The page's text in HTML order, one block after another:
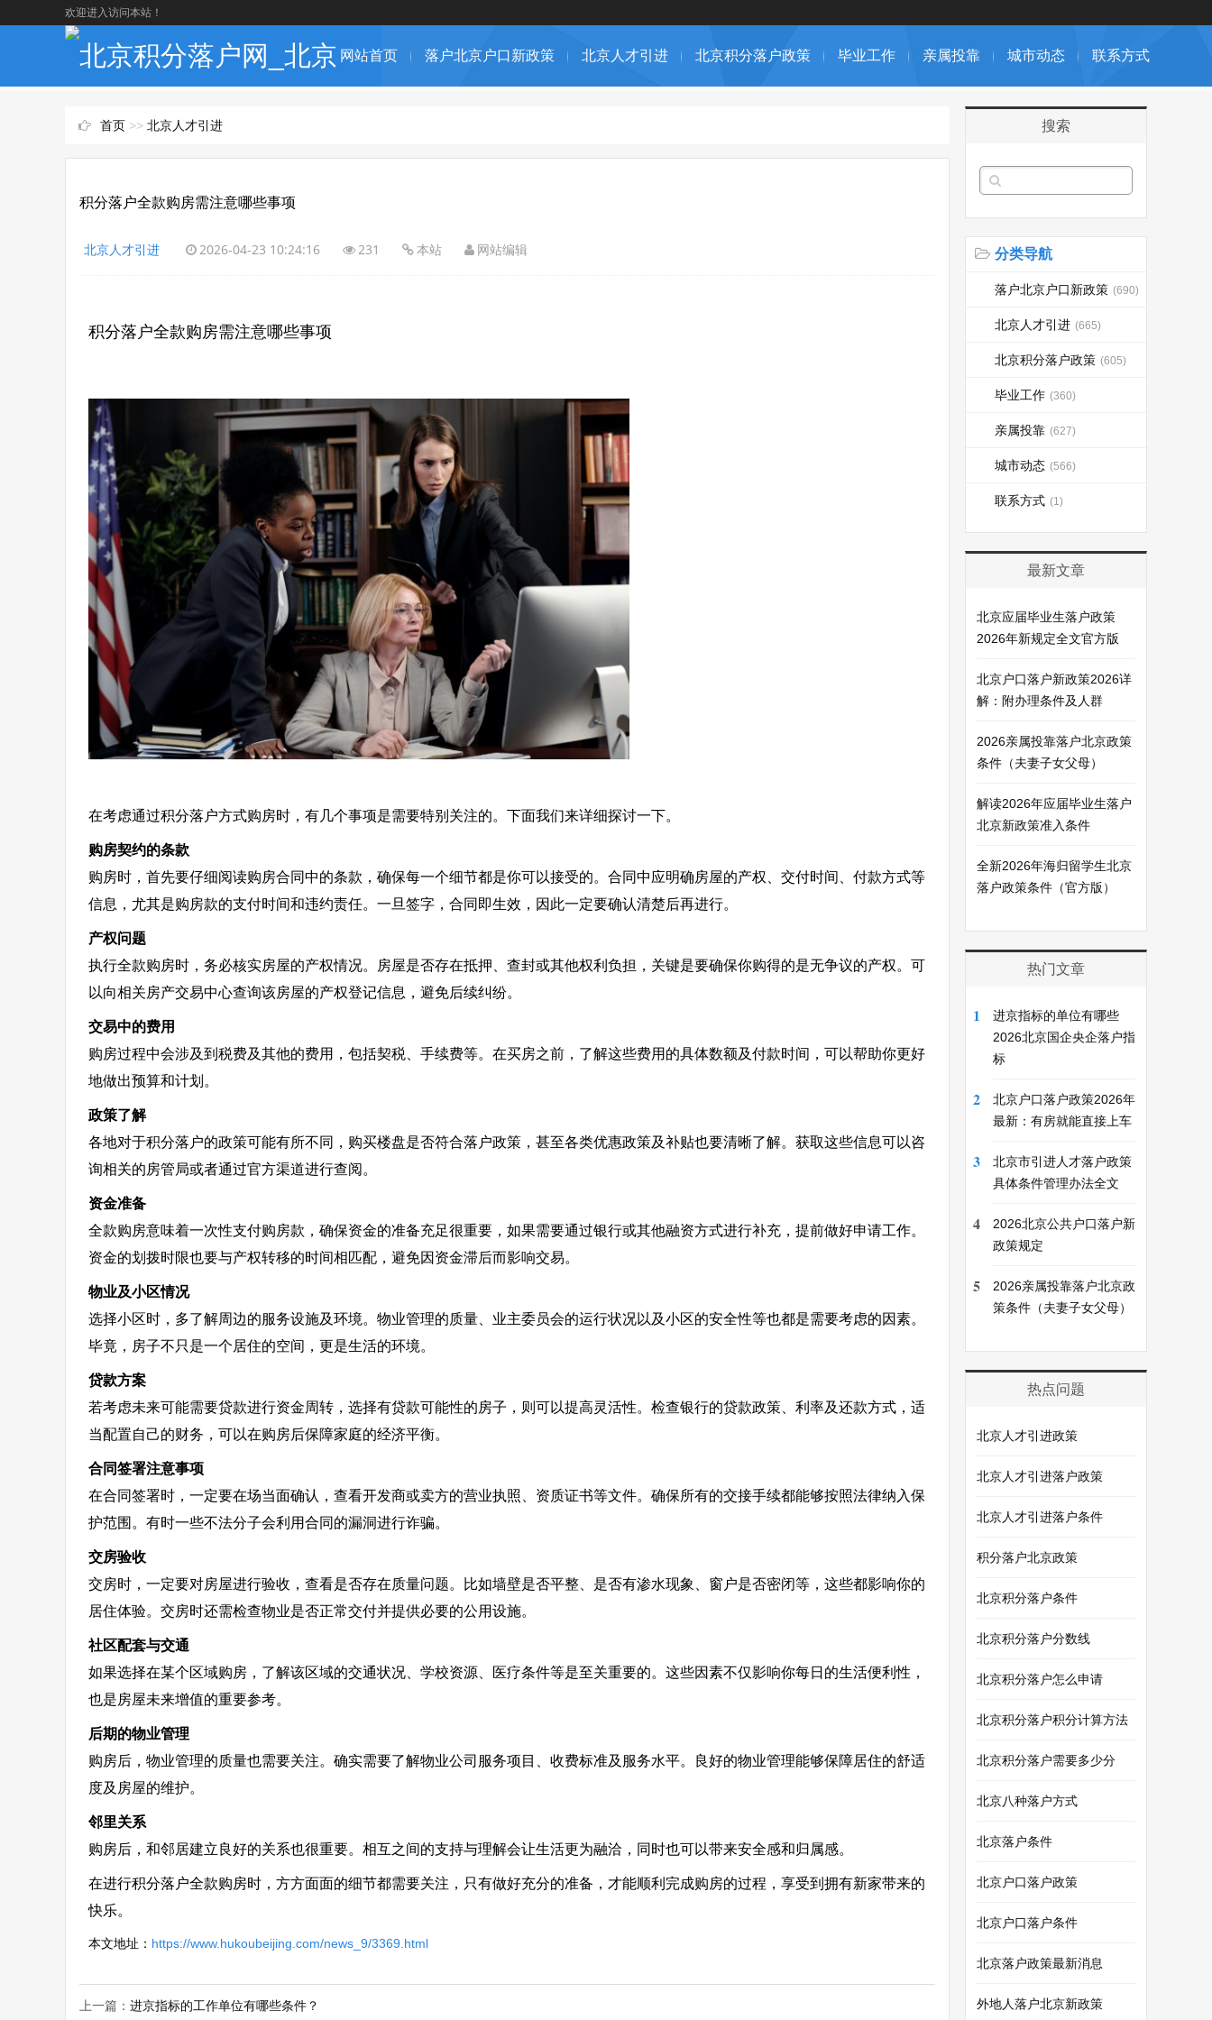
欢迎进入访问本站！
网站首页 落户北京户口新政策 北京人才引进 北京积分落户政策 毕业工作 亲属投靠 城市动态 联系方式
首页 >> 北京人才引进
积分落户全款购房需注意哪些事项
北京人才引进 2026-04-23 10:24:16 231 本站 网站编辑
积分落户全款购房需注意哪些事项
在考虑通过积分落户方式购房时，有几个事项是需要特别关注的。下面我们来详细探讨一下。
购房契约的条款
购房时，首先要仔细阅读购房合同中的条款，确保每一个细节都是你可以接受的。合同中应明确房屋的产权、交付时间、付款方式等
信息，尤其是购房款的支付时间和违约责任。一旦签字，合同即生效，因此一定要确认清楚后再进行。
产权问题
执行全款购房时，务必核实房屋的产权情况。房屋是否存在抵押、查封或其他权利负担，关键是要确保你购得的是无争议的产权。可
以向相关房产交易中心查询该房屋的产权登记信息，避免后续纠纷。
交易中的费用
购房过程中会涉及到税费及其他的费用，包括契税、手续费等。在买房之前，了解这些费用的具体数额及付款时间，可以帮助你更好
地做出预算和计划。
政策了解
各地对于积分落户的政策可能有所不同，购买楼盘是否符合落户政策，甚至各类优惠政策及补贴也要清晰了解。获取这些信息可以咨
询相关的房管局或者通过官方渠道进行查阅。
资金准备
全款购房意味着一次性支付购房款，确保资金的准备充足很重要，如果需要通过银行或其他融资方式进行补充，提前做好申请工作。
资金的划拨时限也要与产权转移的时间相匹配，避免因资金滞后而影响交易。
物业及小区情况
选择小区时，多了解周边的服务设施及环境。物业管理的质量、业主委员会的运行状况以及小区的安全性等也都是需要考虑的因素。
毕竟，房子不只是一个居住的空间，更是生活的环境。
贷款方案
若考虑未来可能需要贷款进行资金周转，选择有贷款可能性的房子，则可以提高灵活性。检查银行的贷款政策、利率及还款方式，适
当配置自己的财务，可以在购房后保障家庭的经济平衡。
合同签署注意事项
在合同签署时，一定要在场当面确认，查看开发商或卖方的营业执照、资质证书等文件。确保所有的交接手续都能够按照法律纳入保
护范围。有时一些不法分子会利用合同的漏洞进行诈骗。
交房验收
交房时，一定要对房屋进行验收，查看是否存在质量问题。比如墙壁是否平整、是否有渗水现象、窗户是否密闭等，这些都影响你的
居住体验。交房时还需检查物业是否正常交付并提供必要的公用设施。
社区配套与交通
如果选择在某个区域购房，了解该区域的交通状况、学校资源、医疗条件等是至关重要的。这些因素不仅影响你每日的生活便利性，
也是房屋未来增值的重要参考。
后期的物业管理
购房后，物业管理的质量也需要关注。确实需要了解物业公司服务项目、收费标准及服务水平。良好的物业管理能够保障居住的舒适
度及房屋的维护。
邻里关系
购房后，和邻居建立良好的关系也很重要。相互之间的支持与理解会让生活更为融洽，同时也可以带来安全感和归属感。
在进行积分落户全款购房时，方方面面的细节都需要关注，只有做好充分的准备，才能顺利完成购房的过程，享受到拥有新家带来的
快乐。
本文地址： https://www.hukoubeijing.com/news_9/3369.html
上一篇： 进京指标的工作单位有哪些条件？
搜索
分类导航
落户北京户口新政策 (690)
北京人才引进 (665)
北京积分落户政策 (605)
毕业工作 (360)
亲属投靠 (627)
城市动态 (566)
联系方式 (1)
最新文章
北京应届毕业生落户政策
2026年新规定全文官方版
北京户口落户新政策2026详
解：附办理条件及人群
2026亲属投靠落户北京政策
条件（夫妻子女父母）
解读2026年应届毕业生落户
北京新政策准入条件
全新2026年海归留学生北京
落户政策条件（官方版）
热门文章
1
进京指标的单位有哪些
2026北京国企央企落户指
标
2
北京户口落户政策2026年
最新：有房就能直接上车
3
北京市引进人才落户政策
具体条件管理办法全文
4
2026北京公共户口落户新
政策规定
5
2026亲属投靠落户北京政
策条件（夫妻子女父母）
热点问题
北京人才引进政策
北京人才引进落户政策
北京人才引进落户条件
积分落户北京政策
北京积分落户条件
北京积分落户分数线
北京积分落户怎么申请
北京积分落户积分计算方法
北京积分落户需要多少分
北京八种落户方式
北京落户条件
北京户口落户政策
北京户口落户条件
北京落户政策最新消息
外地人落户北京新政策